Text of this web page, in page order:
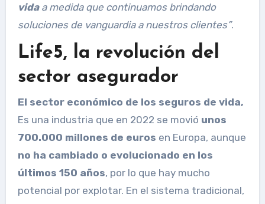
vidaa medida que continuamos brindando
soluciones de vanguardia a nuestros clientes”.
Life5, la revolución del
sector asegurador
El sector económico de los seguros de vida,
Es una industria que en 2022 se movió unos
700.000 millones de euros en Europa, aunque
no ha cambiado o evolucionado en los
últimos 150 años, por lo que hay mucho
potencial por explotar. En el sistema tradicional,